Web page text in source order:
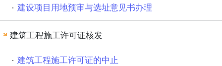
建设项目用地预审与选址意见书办理
建筑工程施工许可证核发
建筑工程施工许可证的中止